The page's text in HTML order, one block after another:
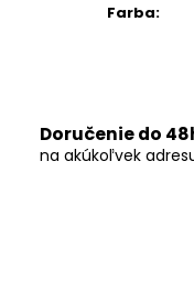
Farba:
Doručenie do
na akúkoľvek